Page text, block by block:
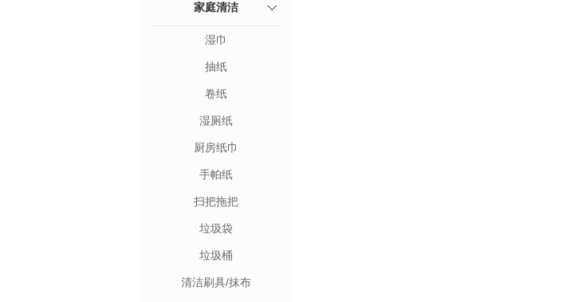
家庭清洁
湿巾
抽纸
卷纸
湿厕纸
厨房纸巾
手帕纸
扫把拖把
垃圾袋
垃圾桶
清洁刷具/抹布